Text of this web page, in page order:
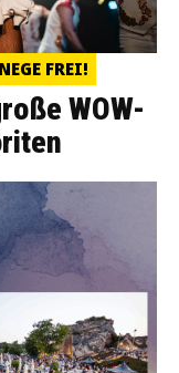
FREI!
WOW-